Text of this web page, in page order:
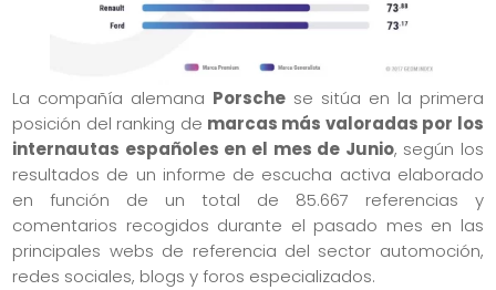
La compañía alemana Porsche se sitúa en la primera
posición del ranking de marcas más valoradas por los
internautas españoles en el mes de Junio, según los
resultados de un informe de escucha activa elaborado
en función de un total de 85.667 referencias y
comentarios recogidos durante el pasado mes en las
principales webs de referencia del sector automoción,
redes sociales, blogs y foros especializados.